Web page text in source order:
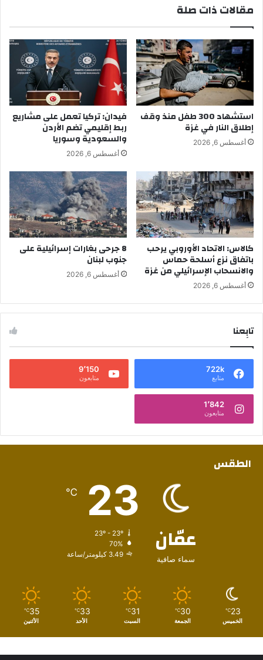
مقالات ذات صلة
استشهاد 300 طفل منذ وقف
إطلاق النار في غزة
أغسطس 6, 2026
فيدان: تركيا تعمل على مشاريع
ربط إقليمي تضم الأردن
والسعودية وسوريا
أغسطس 6, 2026
كالاس: الاتحاد الأوروبي يرحب
باتفاق نزع أسلحة حماس
والانسحاب الإسرائيلي من غزة
أغسطس 6, 2026
8 جرحى بغارات إسرائيلية على
جنوب لبنان
أغسطس 6, 2026
تابِعنا
722k
متابع
9٬150
متابعون
1٬842
متابعون
الطقس
عمّان
سماء صافية
23
℃
23º - 23º
70%
3.49 كيلومتر/ساعة
23
℃
الخميس
30
℃
الجمعة
31
℃
السبت
33
℃
الأحد
35
℃
الأثنين